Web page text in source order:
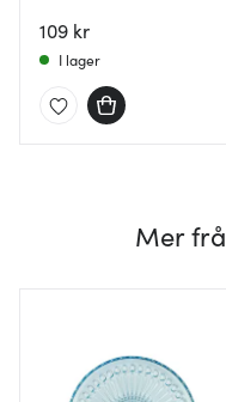
109 kr
I lager
Mer